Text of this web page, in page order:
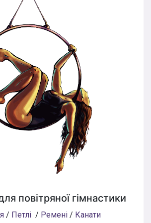
повітряної гімнастики
/ Петлі / Ремені / Канати